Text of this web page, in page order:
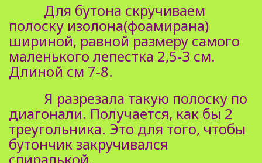
Для бутона скручиваем
полоску изолона(фоамирана)
шириной, равной размеру самого
маленького лепестка 2,5-3 см.
Длиной см 7-8.
Я разрезала такую полоску по
диагонали. Получается, как бы 2
треугольника. Это для того, чтобы
бутончик закручивался